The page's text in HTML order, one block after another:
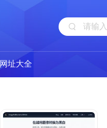
网址大全